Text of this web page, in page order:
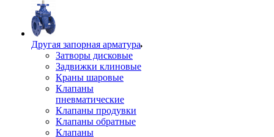
Другая запорная арматура
Затворы дисковые
Задвижки клиновые
Краны шаровые
Клапаны
пневматические
Клапаны продувки
Клапаны обратные
Клапаны